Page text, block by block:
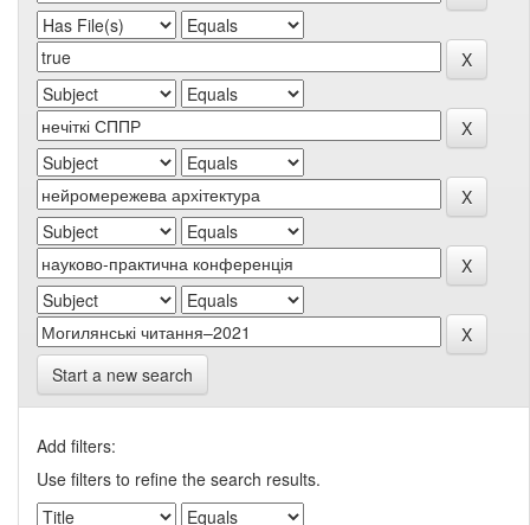
Start a new search
Add filters:
Use filters to refine the search results.